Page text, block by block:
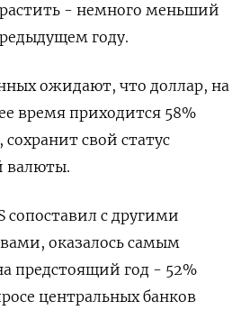
- немного меньший
году.
ожидают, что доллар, на
время приходится 58%
свой статус
валюты.
сопоставил с другими
оказалось самым
предстоящий год - 52%
центральных банков